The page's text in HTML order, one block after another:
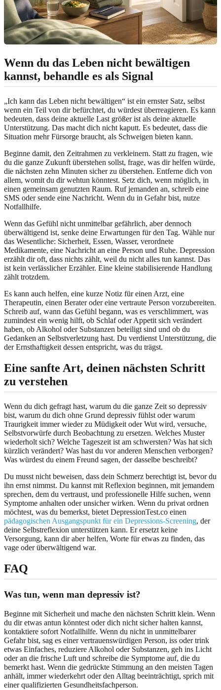
Wenn du das Leben nicht bewältigen
kannst, behandle es als Signal
„Ich kann das Leben nicht bewältigen“ ist ein ernster Satz, selbst
wenn ein Teil von dir befürchtet, du würdest überreagieren. Es kann
bedeuten, dass deine aktuelle Last größer ist als deine aktuelle
Unterstützung. Das macht dich nicht kaputt. Es bedeutet, dass die
Situation mehr Fürsorge braucht, als Schweigen bieten kann.
Beginne damit, den Zeitrahmen zu verkleinern. Statt zu fragen, wie
du die ganze Zukunft überstehen sollst, frage, was dir helfen würde,
die nächsten zehn Minuten sicher zu überstehen. Entferne dich von
allem, womit du dir wehtun könntest. Setz dich, wenn möglich, in
einen gemeinsam genutzten Raum. Ruf jemanden an, schreib eine
SMS oder sende eine Nachricht. Wenn du in Gefahr bist, nutze
Notfallhilfe.
Wenn das Gefühl nicht unmittelbar gefährlich, aber dennoch
überwältigend ist, senke deine Erwartungen für den Tag. Wähle nur
das Wesentliche: Sicherheit, Essen, Wasser, verordnete
Medikamente, eine Nachricht an eine Person und Ruhe. Depression
erzählt dir oft, dass nichts zählt, weil du nicht alles tun kannst. Das
ist kein verlässlicher Erzähler. Eine kleine stabilisierende Handlung
zählt trotzdem.
Es kann auch helfen, eine kurze Notiz für einen Arzt, eine
Therapeutin, einen Berater oder eine vertraute Person vorzubereiten.
Schreib auf, wann das Gefühl begann, was es verschlimmert, was
zumindest ein wenig hilft, ob Schlaf oder Appetit sich verändert
haben, ob Alkohol oder Substanzen beteiligt sind und ob du
Gedanken an Selbstverletzung hast. Du verdienst Unterstützung, die
der Ernsthaftigkeit dessen entspricht, was du trägst.
Eine sanfte Art, deinen nächsten Schritt
zu verstehen
Wenn du dich gefragt hast, warum du die ganze Zeit so depressiv
bist, warum du dich ohne Grund depressiv fühlst oder warum
Traurigkeit immer wieder zu Müdigkeit oder Wut wird, versuche,
Selbstvorwürfe durch Beobachtung zu ersetzen. Welches Muster
wiederholt sich? Welche Tageszeit ist am schwersten? Was hat sich
kürzlich verändert? Was hast du vor anderen Menschen verborgen?
Was würdest du einem Freund sagen, der dasselbe beschreibt?
Du musst nicht beweisen, dass dein Schmerz berechtigt ist, bevor du
ihn ernst nimmst. Du kannst mit Reflexion beginnen, mit jemandem
sprechen, dem du vertraust, und professionelle Hilfe suchen, wenn
Symptome anhalten oder unsicher wirken. Wenn du privat ordnen
möchtest, was du bemerkst, bietet DepressionTest.co einen
pädagogischen Ausgangspunkt für ein Depressions-Screening, der
deine Selbstreflexion unterstützen kann. Er ersetzt keine
Versorgung, kann dir aber helfen, Worte für etwas zu finden, das
vage oder überwältigend war.
FAQ
Was tun, wenn man depressiv ist?
Beginne mit Sicherheit und mache den nächsten Schritt klein. Wenn
du dir etwas antun könntest oder dich nicht sicher halten kannst,
kontaktiere sofort Notfallhilfe. Wenn du nicht in unmittelbarer
Gefahr bist, sag es einer vertrauenswürdigen Person, iss oder trink
etwas Einfaches, reduziere Alkohol oder Substanzen, geh ins Licht
oder an die frische Luft und schreibe die Symptome auf, die du
bemerkt hast. Wenn die gedrückte Stimmung an den meisten Tagen
anhält, immer wiederkehrt oder den Alltag beeinträchtigt, sprich mit
einer qualifizierten Gesundheitsfachperson.